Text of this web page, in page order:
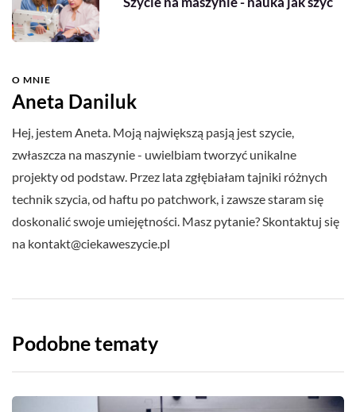
O MNIE
Aneta Daniluk
Hej, jestem Aneta. Moją największą pasją jest szycie,
zwłaszcza na maszynie - uwielbiam tworzyć unikalne
projekty od podstaw. Przez lata zgłębiałam tajniki różnych
technik szycia, od haftu po patchwork, i zawsze staram się
doskonalić swoje umiejętności. Masz pytanie? Skontaktuj się
na kontakt@ciekaweszycie.pl
Podobne tematy